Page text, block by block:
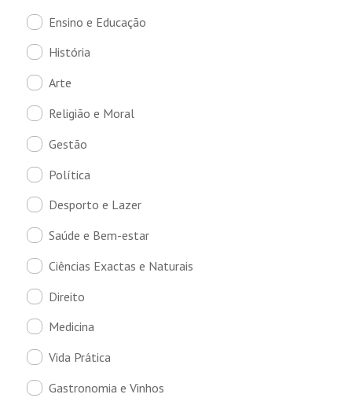
Ensino e Educação
História
Arte
Religião e Moral
Gestão
Política
Desporto e Lazer
Saúde e Bem-estar
Ciências Exactas e Naturais
Direito
Medicina
Vida Prática
Gastronomia e Vinhos